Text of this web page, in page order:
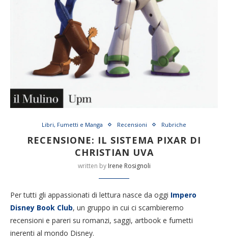
Libri, Fumetti e Manga Recensioni Rubriche
RECENSIONE: IL SISTEMA PIXAR DI
CHRISTIAN UVA
written by Irene Rosignoli
Per tutti gli appassionati di lettura nasce da oggi Impero
Disney Book Club, un gruppo in cui ci scambieremo
recensioni e pareri su romanzi, saggi, artbook e fumetti
inerenti al mondo Disney.